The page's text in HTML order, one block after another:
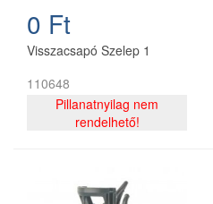
0 Ft
Visszacsapó Szelep 1
110648
Pillanatnyilag nem
rendelhető!